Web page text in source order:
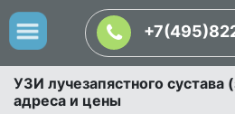
УЗИ лучезапястного сустава
адреса и цены